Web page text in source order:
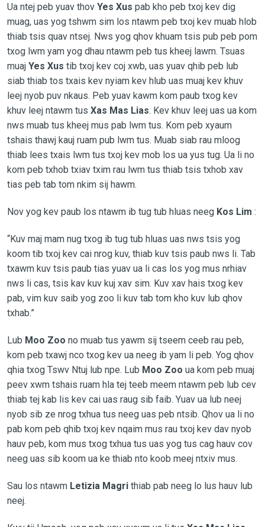
Ua ntej peb yuav thov Yes Xus pab kho peb txoj kev dig
muag, uas yog tshwm sim los ntawm peb txoj kev muab hlob
thiab tsis quav ntsej. Nws yog qhov khuam tsis pub peb pom
txog lwm yam yog dhau ntawm peb tus kheej lawm. Tsuas
muaj Yes Xus tib txoj kev coj xwb, uas yuav qhib peb lub
siab thiab tos txais kev nyiam kev hlub uas muaj kev khuv
leej nyob puv nkaus. Peb yuav kawm kom paub txog kev
khuv leej ntawm tus Xas Mas Lias. Kev khuv leej uas ua kom
nws muab tus kheej mus pab lwm tus. Kom peb xyaum
tshais thawj kauj ruam pub lwm tus. Muab siab rau mloog
thiab lees txais lwm tus txoj kev mob los ua yus tug. Ua li no
kom peb txhob txiav txim rau lwm tus thiab tsis txhob xav
tias peb tab tom nkim sij hawm.
Nov yog kev paub los ntawm ib tug tub hluas neeg Kos Lim :
“Kuv maj mam nug txog ib tug tub hluas uas nws tsis yog
koom tib txoj kev cai nrog kuv, thiab kuv tsis paub nws li. Tab
txawm kuv tsis paub tias yuav ua li cas los yog mus nrhiav
nws li cas, tsis kav kuv kuj xav sim. Kuv xav hais txog kev
pab, vim kuv saib yog zoo li kuv tab tom kho kuv lub qhov
txhab.”
Lub Moo Zoo no muab tus yawm sij tseem ceeb rau peb,
kom peb txawj nco txog kev ua neeg ib yam li peb. Yog qhov
qhia txog Tswv Ntuj lub npe. Lub Moo Zoo ua kom peb muaj
peev xwm tshais ruam hla tej teeb meem ntawm peb lub cev
thiab tej kab lis kev cai uas raug sib faib. Yuav ua lub neej
nyob sib ze nrog txhua tus neeg uas peb ntsib. Qhov ua li no
pab kom peb qhib txoj kev nqaim mus rau txoj kev dav nyob
hauv peb, kom mus txog txhua tus uas yog tus cag hauv cov
neeg uas sib koom ua ke thiab nto koob meej ntxiv mus.
Sau los ntawm Letizia Magrithiab pab neeg lo lus hauv lub
neej.